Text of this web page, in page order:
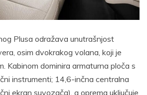
Plusa odražava unutrašnjost
osim dvokrakog volana, koji je
Kabinom dominira armaturna ploča s
instrumenti; 14,6-inčna centralna
ekran suvozača), a oprema uključuje